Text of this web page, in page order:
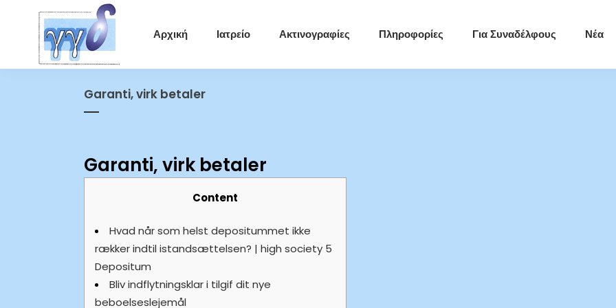
Αρχική Ιατρείο Ακτινογραφίες Πληροφορίες Για Συναδέλφους Νέα
Garanti, virk betaler
Garanti, virk betaler
Content
Hvad når som helst depositummet ikke
rækker indtil istandsættelsen? | high society 5
Depositum
Bliv indflytningsklar i tilgif dit nye
beboelseslejemål